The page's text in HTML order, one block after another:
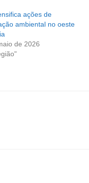
ações de
ambiental no oeste
de 2026